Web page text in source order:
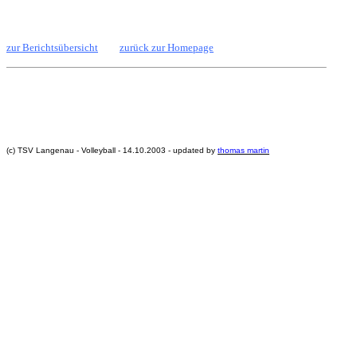
zur Berichtsübersicht zurück zur Homepage
(c) TSV Langenau - Volleyball - 14.10.2003 - updated by thomas martin